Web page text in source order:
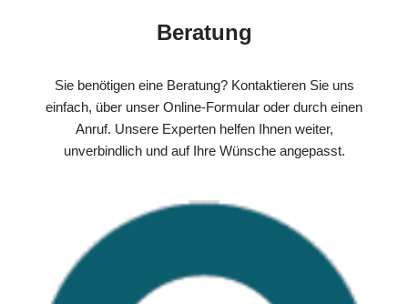
Beratung
Sie benötigen eine Beratung? Kontaktieren Sie uns
einfach, über unser Online-Formular oder durch einen
Anruf. Unsere Experten helfen Ihnen weiter,
unverbindlich und auf Ihre Wünsche angepasst.